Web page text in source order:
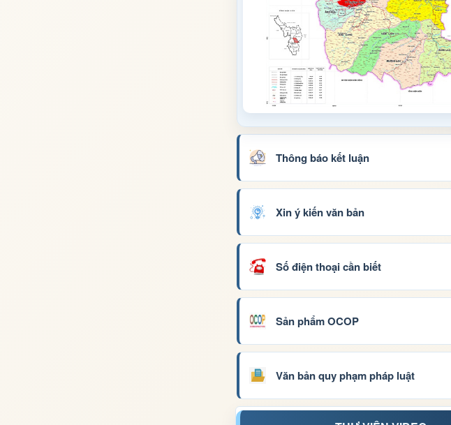
Thông báo kết luận
Xin ý kiến văn bản
Số điện thoại cần biết
Sản phẩm OCOP
Văn bản quy phạm pháp luật